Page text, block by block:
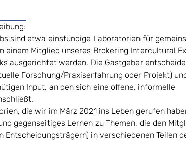
sind etwa einstündige Laboratorien für
einem Mitglied unseres Brokering Intercultural
ausgerichtet werden. Die Gastgeber
Forschung/Praxiserfahrung oder Projekt)
Input, an den sich eine offene, informelle
die wir im März 2021 ins Leben gerufen
gegenseitiges Lernen zu Themen, die den
Entscheidungsträgern) in verschiedenen Teilen